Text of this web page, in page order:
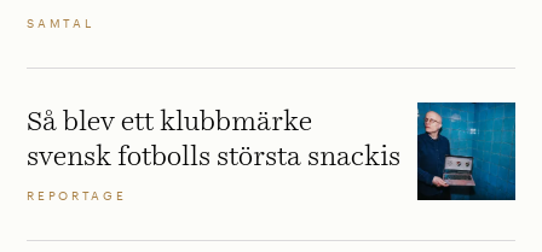
SAMTAL
Så blev ett klubbmärke
svensk fotbolls största snackis
REPORTAGE